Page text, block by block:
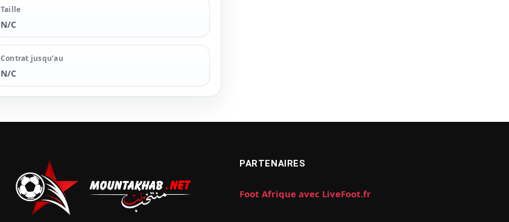
Taille
N/C
Contrat jusqu’au
N/C
PARTENAIRES
Foot Afrique avec LiveFoot.fr